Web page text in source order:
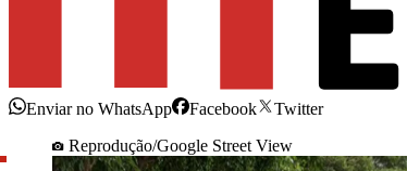
Enviar no WhatsApp Facebook
Twitter
Reprodução/Google Street View